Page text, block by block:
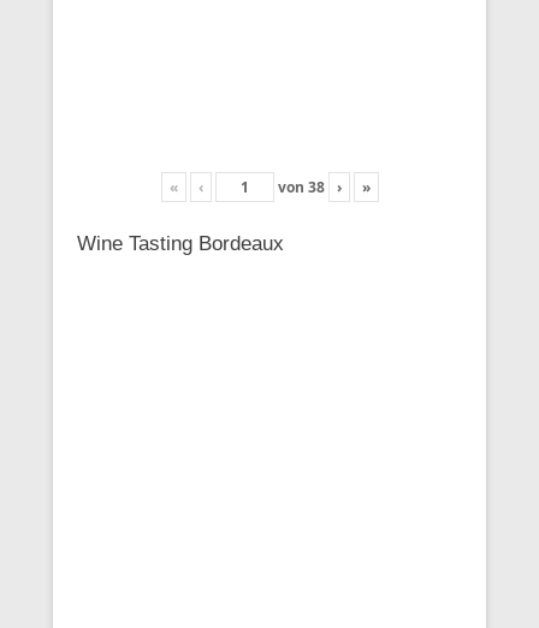
« ‹ von 38 › »
Wine Tasting Bordeaux